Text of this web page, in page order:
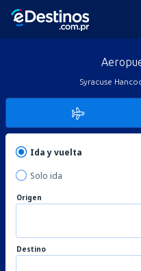
Syracuse
Ida y vuelta
Solo ida
Origen
Destino